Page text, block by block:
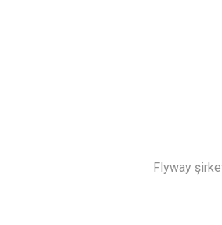
Flyway